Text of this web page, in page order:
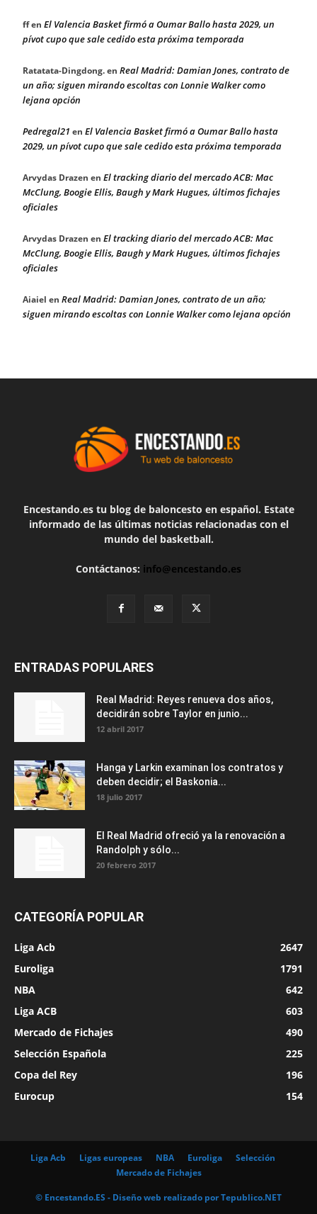
ffen El Valencia Basket firmó a Oumar Ballo hasta 2029, un
pívot cupo que sale cedido esta próxima temporada
Ratatata-Dingdong.en Real Madrid: Damian Jones, contrato de
un año; siguen mirando escoltas con Lonnie Walker como
lejana opción
Pedregal21 en El Valencia Basket firmó a Oumar Ballo hasta
2029, un pívot cupo que sale cedido esta próxima temporada
Arvydas Drazen en El tracking diario del mercado ACB: Mac
McClung, Boogie Ellis, Baugh y Mark Hugues, últimos fichajes
oficiales
Arvydas Drazen en El tracking diario del mercado ACB: Mac
McClung, Boogie Ellis, Baugh y Mark Hugues, últimos fichajes
oficiales
Aiaiel en Real Madrid: Damian Jones, contrato de un año;
siguen mirando escoltas con Lonnie Walker como lejana opción
Encestando.es tu blog de baloncesto en español. Estate
informado de las últimas noticias relacionadas con el
mundo del basketball.
Contáctanos: info@encestando.es
ENTRADAS POPULARES
Real Madrid: Reyes renueva dos años,
decidirán sobre Taylor en junio...
12 abril 2017
Hanga y Larkin examinan los contratos y
deben decidir; el Baskonia...
18 julio 2017
El Real Madrid ofreció ya la renovación a
Randolph y sólo...
20 febrero 2017
CATEGORÍA POPULAR
Liga Acb
2647
Euroliga
1791
NBA
642
Liga ACB
603
Mercado de Fichajes
490
Selección Española
225
Copa del Rey
196
Eurocup
154
Liga Acb Ligas europeas NBA Euroliga
Selección
Mercado de Fichajes
© Encestando.ES - Diseño web realizado porTepublico.NET